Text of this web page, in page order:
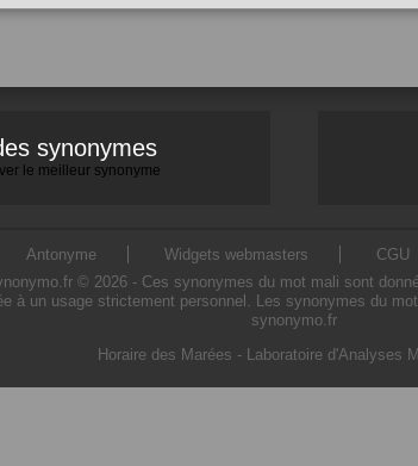
synonymes
le meilleur synonyme
Antonyme Widgets webmasters CGU
© 2026 - Ces synonymes du mot mali sont
à un usage strictement personnel. Les synonymes du
synonymo.fr
Horaire des Marées - Laboratoire d'Analyses